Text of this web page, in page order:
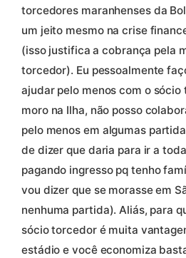
torcedores maranhenses da
um jeito mesmo na crise
(isso justifica a cobrança pela
torcedor). Eu pessoalmente
ajudar pelo menos com o sócio
moro na Ilha, não posso
pelo menos em algumas
de dizer que daria para ir a
pagando ingresso pq tenho
vou dizer que se morasse em
nenhuma partida). Aliás, para
sócio torcedor é muita
estádio e você economiza